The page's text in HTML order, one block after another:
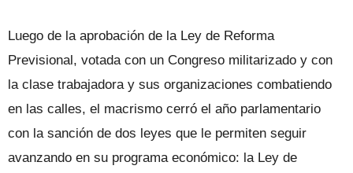
Luego de la aprobación de la Ley de Reforma
Previsional, votada con un Congreso militarizado y con
la clase trabajadora y sus organizaciones combatiendo
en las calles, el macrismo cerró el año parlamentario
con la sanción de dos leyes que le permiten seguir
avanzando en su programa económico: la Ley de